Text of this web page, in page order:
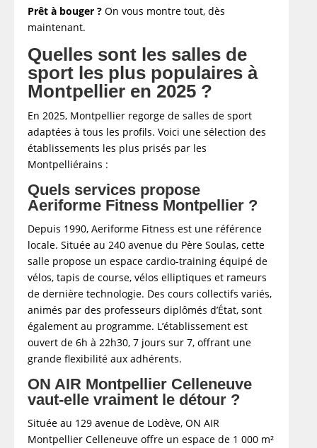
Pourquoi certaines salles créent-elles des
espaces réservés aux femmes ?
Quelles sont les meilleures salles pour un
entraînement en toute sérénité ?
Pourquoi opter pour un coaching sportif
personnalisé à domicile à Montpellier ?
FAQ
Quelle est la meilleure enseigne de salle de
sport ?
Quels sont les avis sur la salle de sport
Run'Up Montpellier Polygone ?
Quel est le meilleur abonnement salle de
sport ?
Montpellier Lattes ?
Message de succès
Prêt à bouger ? On vous montre tout, dès
maintenant.
Quelles sont les salles de
sport les plus populaires à
Montpellier en 2025 ?
En 2025, Montpellier regorge de salles de sport
adaptées à tous les profils. Voici une sélection des
établissements les plus prisés par les
Montpelliérains :​
Quels services propose
Aeriforme Fitness Montpellier ?
Depuis 1990, Aeriforme Fitness est une référence
locale. Située au 240 avenue du Père Soulas, cette
salle propose un espace cardio-training équipé de
vélos, tapis de course, vélos elliptiques et rameurs
de dernière technologie. Des cours collectifs variés,
animés par des professeurs diplômés d’État, sont
également au programme. L’établissement est
ouvert de 6h à 22h30, 7 jours sur 7, offrant une
grande flexibilité aux adhérents.
ON AIR Montpellier Celleneuve
vaut-elle vraiment le détour ?
Située au 129 avenue de Lodève, ON AIR
Montpellier Celleneuve offre un espace de 1 000 m²